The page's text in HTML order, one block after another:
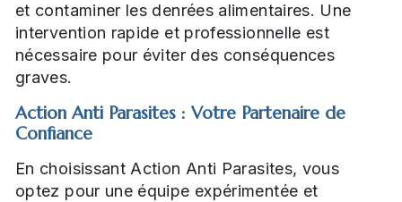
et contaminer les denrées alimentaires. Une
intervention rapide et professionnelle est
nécessaire pour éviter des conséquences
graves.
Action Anti Parasites : Votre Partenaire de
Confiance
En choisissant Action Anti Parasites, vous
optez pour une équipe expérimentée et